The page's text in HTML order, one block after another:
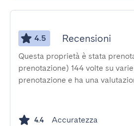
4.5 Recensioni
Questa proprietà è stata
prenotazione) 144 volte su
prenotazione e ha una
4.4 Accuratezza